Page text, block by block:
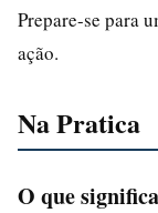
Prepare-se para
ação.
Na Pratica
O que